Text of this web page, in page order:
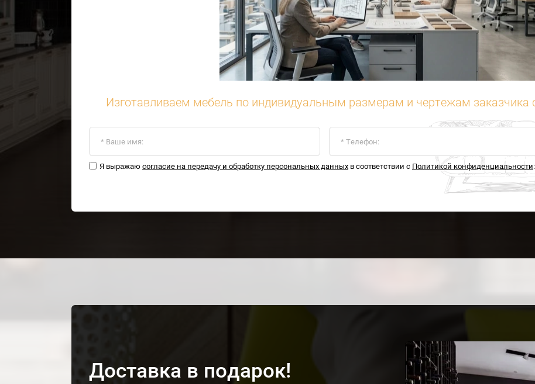
Изготавливаем мебель по индивидуальным размерам и чертежам заказчика
Я выражаю согласие на передачу и обработку персональных данных в соответствии с Политикой конфиденциальности:
Доставка в подарок!